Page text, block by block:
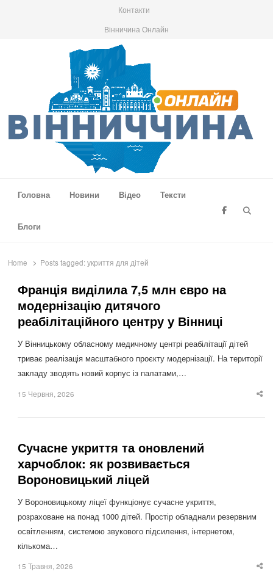
Контакти
Вінничина Онлайн
Головна
Новини Відео Тексти
Блоги
Home Posts tagged:укриття для дітей
Франція виділила 7,5 млн євро на
модернізацію дитячого
реабілітаційного центру у Вінниці
У Вінницькому обласному медичному центрі реабілітації дітей
триває реалізація масштабного проєкту модернізації. На території
закладу зводять новий корпус із палатами,…
15 Червня, 2026
Сучасне укриття та оновлений
харчоблок: як розвивається
Вороновицький ліцей
У Вороновицькому ліцеї функціонує сучасне укриття,
розраховане на понад 1000 дітей. Простір обладнали резервним
освітленням, системою звукового підсилення, інтернетом,
кількома…
15 Травня, 2026